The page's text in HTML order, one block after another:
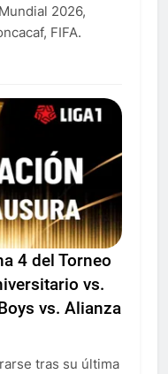
2026,
FIFA.
4 del Torneo
vs.
vs. Alianza
tras su última